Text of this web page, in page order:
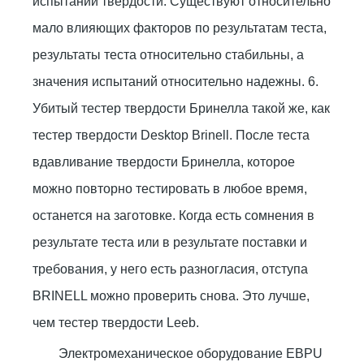
мало влияющих факторов по результатам теста,
результаты теста относительно стабильны, а
значения испытаний относительно надежны. 6.
Убитый тестер твердости Бринелла такой же, как
тестер твердости Desktop Brinell. После теста
вдавливание твердости Бринелла, которое
можно повторно тестировать в любое время,
останется на заготовке. Когда есть сомнения в
результате теста или в результате поставки и
требования, у него есть разногласия, отступа
BRINELL можно проверить снова. Это лучше,
чем тестер твердости Leeb.
Электромеханическое оборудование EBPU